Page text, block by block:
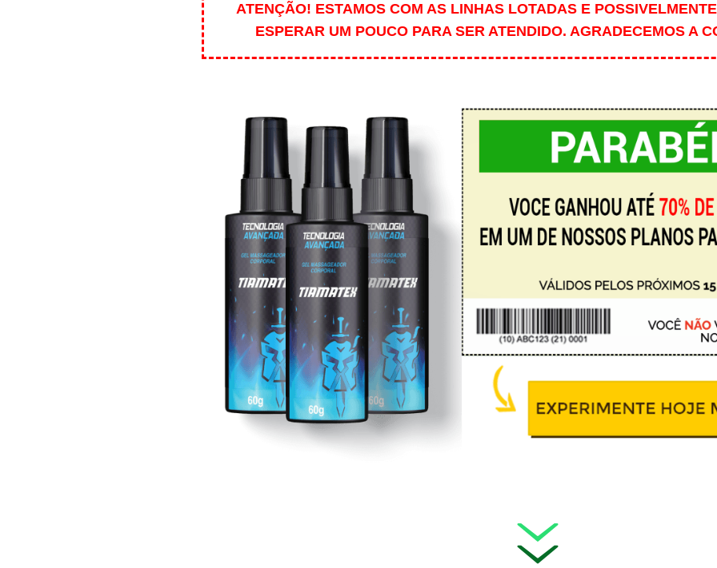
ATENÇÃO! ESTAMOS COM AS LINHAS LOTADAS E
ESPERAR UM POUCO PARA SER ATENDIDO. AGRADECEMOS A